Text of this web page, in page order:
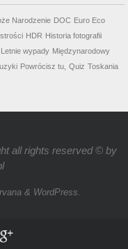
Narodzenie DOC Euro Eco
HDR Historia fotografii
Letnie wypady Międzynarodowy
Powrócisz tu, Quiz Toskania
all rights reserved © by
& WordPress.